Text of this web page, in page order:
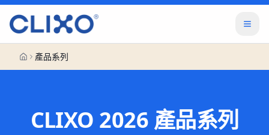
產品系列
CLIXO 2026 產品系列